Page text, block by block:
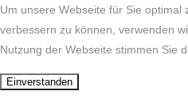
Um unsere Webseite für Sie optimal
verbessern zu können, verwenden
Nutzung der Webseite stimmen Sie